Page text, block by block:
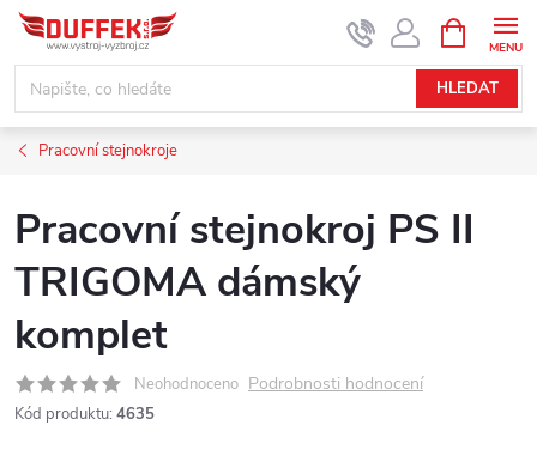
Přejít
obsah
HLEDAT
NÁKUPNÍ
KOŠÍK
Pracovní stejnokroje
Pracovní stejnokroj PS II
TRIGOMA dámský
komplet
Neohodnoceno Podrobnosti hodnocení
Kód produktu: 4635